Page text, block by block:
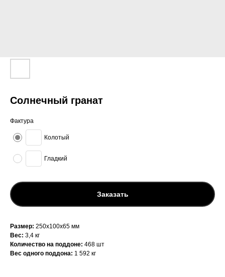
Солнечный гранат
Фактура
Колотый
Гладкий
Заказать
Размер: 250х100х65 мм
Вес: 3,4 кг
Количество на поддоне: 468 шт
Вес одного поддона: 1 592 кг